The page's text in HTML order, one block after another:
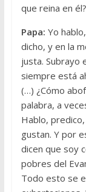
que reina en él?
Papa: Yo
dicho, y en la
justa. Subrayo
siempre está
(…) ¿Cómo
palabra, a
Hablo,
gustan. Y por
dicen que soy
pobres del
Todo esto se